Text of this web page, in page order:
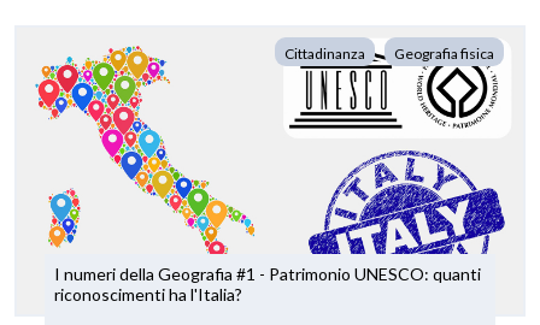
Cittadinanza Geografia fisica
I numeri della Geografia #1 - Patrimonio UNESCO: quanti
riconoscimenti ha l'Italia?